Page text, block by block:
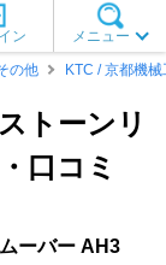
メニュー
ン
の他 KTC / 京都機
トーンリ
口コミ
ーバー AH3